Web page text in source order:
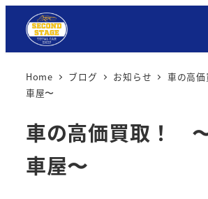
Home ブログ お知らせ
車の高
車屋〜
車の高価買取！
車屋〜